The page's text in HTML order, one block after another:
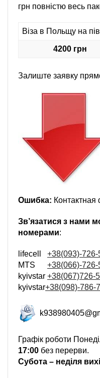
грн повністю весь
Віза в Польщу на
4200 грн
Залиште заявку
Ошибка:
Зв’язатися з нами
номерами:
lifecell +38(093)-726-
MTS +38(066)-726-
kyivstar +38(067)726-
kyivstar+38(098)-786-
Графік роботи
17:00 без перерви.
Субота – неділя